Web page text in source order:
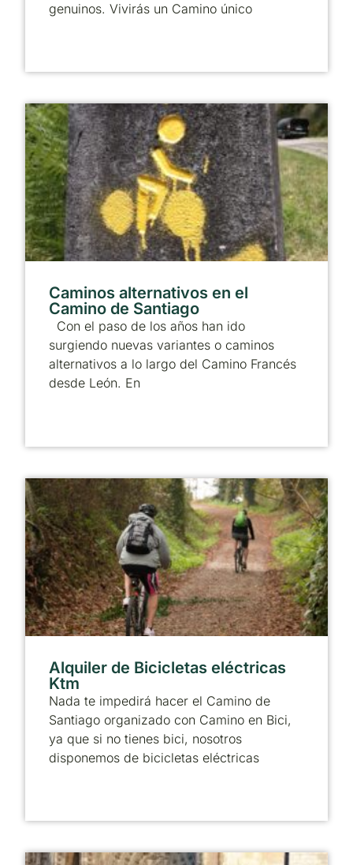
genuinos. Vivirás un Camino único
Caminos alternativos en el
Camino de Santiago
Con el paso de los años han ido
surgiendo nuevas variantes o caminos
alternativos a lo largo del Camino Francés
desde León. En
Alquiler de Bicicletas eléctricas
Ktm
Nada te impedirá hacer el Camino de
Santiago organizado con Camino en Bici,
ya que si no tienes bici, nosotros
disponemos de bicicletas eléctricas